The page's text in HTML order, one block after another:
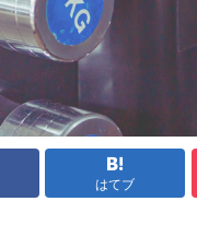
はてブ